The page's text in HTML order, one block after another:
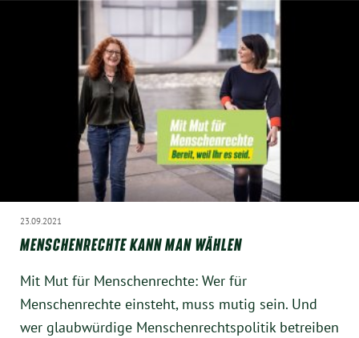
23.09.2021
MENSCHENRECHTE KANN MAN WÄHLEN
Mit Mut für Menschenrechte: Wer für
Menschenrechte einsteht, muss mutig sein. Und
wer glaubwürdige Menschenrechtspolitik betreiben